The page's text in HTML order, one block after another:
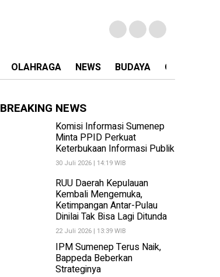
OLAHRAGA NEWS BUDAYA OPINI
BREAKING NEWS
Komisi Informasi Sumenep
Minta PPID Perkuat
Keterbukaan Informasi Publik
30 Juli 2026 | 14:19 WIB
RUU Daerah Kepulauan
Kembali Mengemuka,
Ketimpangan Antar-Pulau
Dinilai Tak Bisa Lagi Ditunda
22 Juli 2026 | 13:39 WIB
IPM Sumenep Terus Naik,
Bappeda Beberkan
Strateginya